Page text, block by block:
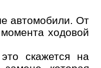
автомобили. От
ходовой
скажется на